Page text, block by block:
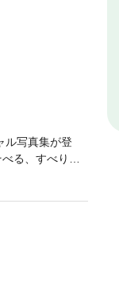
ル写真集が登
る、すべり台
作コミックも
ちろん、ファ